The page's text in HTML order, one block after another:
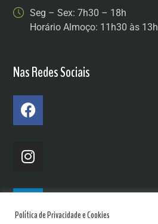
Seg – Sex: 7h30 – 18h
Horário Almoço: 11h30 às 13h
Nas Redes Sociais
Política de Privacidade e Cookies